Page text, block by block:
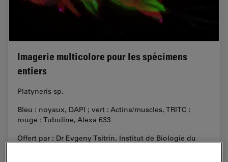
Imagerie multicolore pour les spécimens
entiers
Platyneris sp.
Bleu : noyaux, DAPI ; vert : Actine/muscles, TRITC ;
rouge : Tubuline, Alexa 633
Offert par : Dr Evgeny Tsitrin, Institut de Biologie du